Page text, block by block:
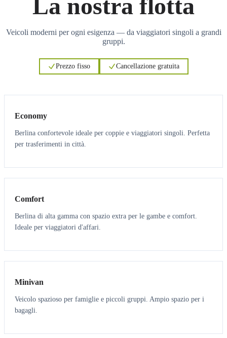
La nostra flotta
Veicoli moderni per ogni esigenza — da viaggiatori singoli a grandi
gruppi.
Prezzo fisso Cancellazione gratuita
Economy
Berlina confortevole ideale per coppie e viaggiatori singoli. Perfetta
per trasferimenti in città.
3 3
Comfort
Berlina di alta gamma con spazio extra per le gambe e comfort.
Ideale per viaggiatori d'affari.
6 5
Minivan
Veicolo spazioso per famiglie e piccoli gruppi. Ampio spazio per i
bagagli.
7 7